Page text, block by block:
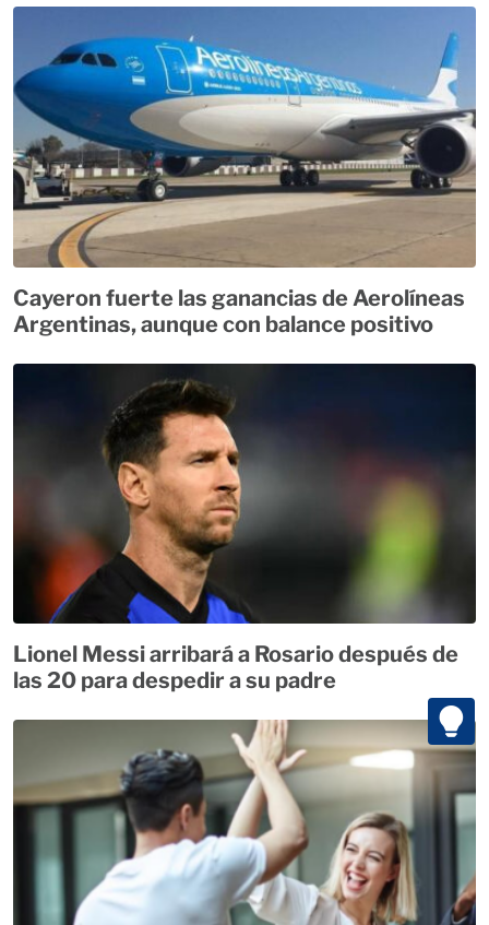
Cayeron fuerte las ganancias de Aerolíneas
Argentinas, aunque con balance positivo
Lionel Messi arribará a Rosario después de
las 20 para despedir a su padre